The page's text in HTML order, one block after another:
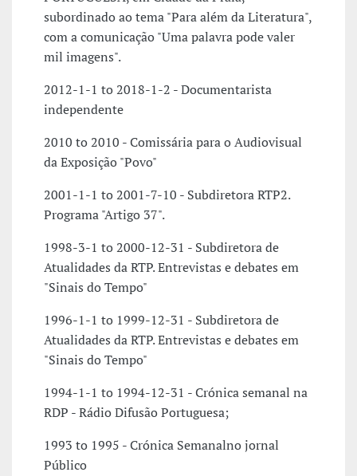
subordinado ao tema "Para além da Literatura",
com a comunicação "Uma palavra pode valer
mil imagens".
2012-1-1 to 2018-1-2 - Documentarista
independente
2010 to 2010 - Comissária para o Audiovisual
da Exposição "Povo"
2001-1-1 to 2001-7-10 - Subdiretora RTP2.
Programa "Artigo 37".
1998-3-1 to 2000-12-31 - Subdiretora de
Atualidades da RTP. Entrevistas e debates em
"Sinais do Tempo"
1996-1-1 to 1999-12-31 - Subdiretora de
Atualidades da RTP. Entrevistas e debates em
"Sinais do Tempo"
1994-1-1 to 1994-12-31 - Crónica semanal na
RDP - Rádio Difusão Portuguesa;
1993 to 1995 - Crónica Semanalno jornal
Público